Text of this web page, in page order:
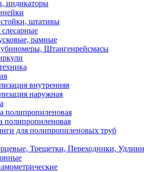
индикаторы
штативы
рамные
Штангенрейсмасы
внутренняя
наружная
полипропиленовая
полипропиленовая
для полипропиленовых труб
Трещетки, Переходники,